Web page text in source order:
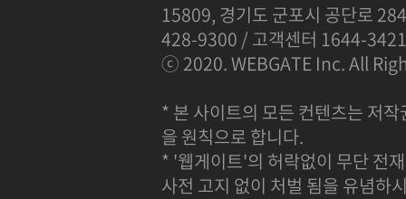
15809, 경기도 군포시 공단로
428-9300 / 고객센터 1644-
ⓒ 2020. WEBGATE Inc. All
* 본 사이트의 모든 컨텐츠는 저
을 원칙으로 합니다.
* '웹게이트'의 허락없이 무단 전
사전 고지 없이 처벌 됨을 유념하